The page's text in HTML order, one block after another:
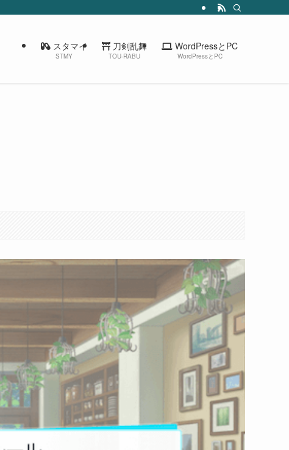
スタマイ
STMY
刀剣乱舞
TOU-RABU
WordPressとPC
WordPressとPC